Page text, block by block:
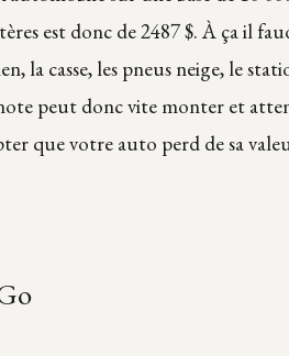
est donc de 2487 $. À ça il
la casse, les pneus neige, le
peut donc vite monter et
que votre auto perd de sa